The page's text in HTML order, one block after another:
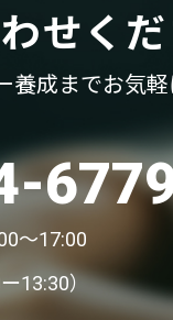
せく
養成までお気
〜17:00
13:30）